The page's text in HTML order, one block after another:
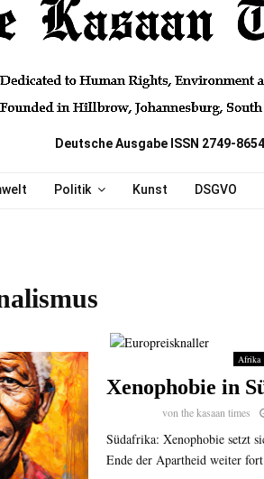
Deutsche Ausgabe ISSN 2749-8654
Politik Kunst DSGVO
Afrika
Xenophobie in
vonthe kasaan times
Südafrika: Xenophobie setzt
Ende der Apartheid weiter